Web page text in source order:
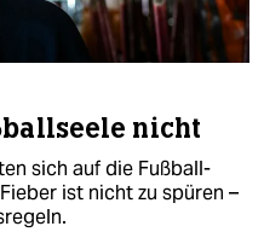
nicht
sich auf die Fußball-
ist nicht zu spüren –